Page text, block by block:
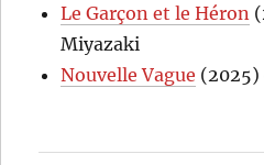
Le Garçon et le Héron
Miyazaki
Nouvelle Vague (2025)